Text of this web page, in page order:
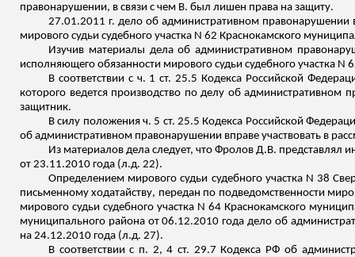
правонарушении, в связи с чем В. был лишен права на защиту.
27.01.2011 г. дело об административном
мирового судьи судебного участка N 62 Краснокамского
Изучив материалы дела об административном
исполняющего обязанности мирового судьи судебного участка N
В соответствии с ч. 1 ст. 25.5 Кодекса Российской
которого ведется производство по делу об
защитник.
В силу положения ч. 5 ст. 25.5 Кодекса Российской
об административном правонарушении вправе участвовать в
Из материалов дела следует, что Фролов Д.В.
от 23.11.2010 года (л.д. 22).
Определением мирового судьи судебного участка N 38
письменному ходатайству, передан по подведомственности
мирового судьи судебного участка N 64 Краснокамского
муниципального района от 06.12.2010 года дело об
на 24.12.2010 года (л.д. 27).
В соответствии с п. 2, 4 ст. 29.7 Кодекса РФ об